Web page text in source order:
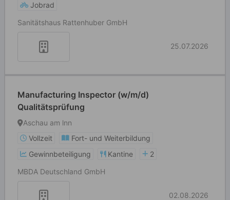
Jobrad
Sanitätshaus Rattenhuber GmbH
25.07.2026
Manufacturing Inspector (w/m/d)
Qualitätsprüfung
Aschau am lnn
Vollzeit
Fort- und Weiterbildung
Gewinnbeteiligung
Kantine
2
MBDA Deutschland GmbH
02.08.2026